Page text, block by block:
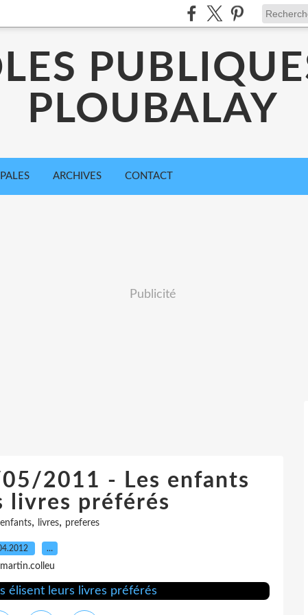
PLOUBALAY
ARCHIVES CONTACT
Publicité
2011 - Les enfants
livres préférés
enfants, livres, preferes
…
martin.colleu